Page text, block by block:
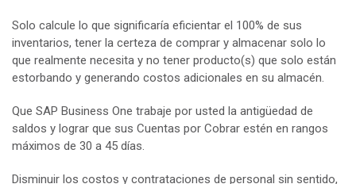
Solo calcule lo que significaría eficientar el 100% de sus
inventarios, tener la certeza de comprar y almacenar solo lo
que realmente necesita y no tener producto(s) que solo están
estorbando y generando costos adicionales en su almacén.
Que SAP Business One trabaje por usted la antigüedad de
saldos y lograr que sus Cuentas por Cobrar estén en rangos
máximos de 30 a 45 días.
Disminuir los costos y contrataciones de personal sin sentido,